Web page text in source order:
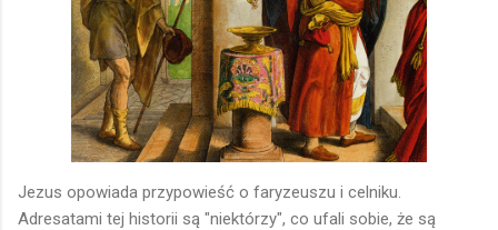
Jezus opowiada przypowieść o faryzeuszu i celniku.
Adresatami tej historii są "niektórzy", co ufali sobie, że są